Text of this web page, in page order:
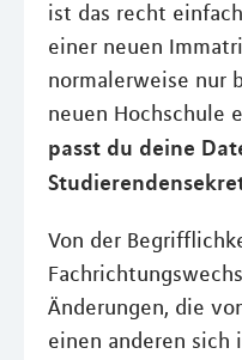
ist das recht
einer neuen
normalerweise nur
neuen Hochschule
passt du deine
Von der
Änderungen, die
einen anderen sich